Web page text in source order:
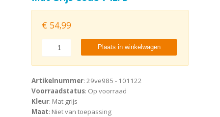
€ 54,99
Plaats in winkelwagen
Artikelnummer: 29ve985 - 101122
Voorraadstatus: Op voorraad
Kleur: Mat grijs
Maat: Niet van toepassing